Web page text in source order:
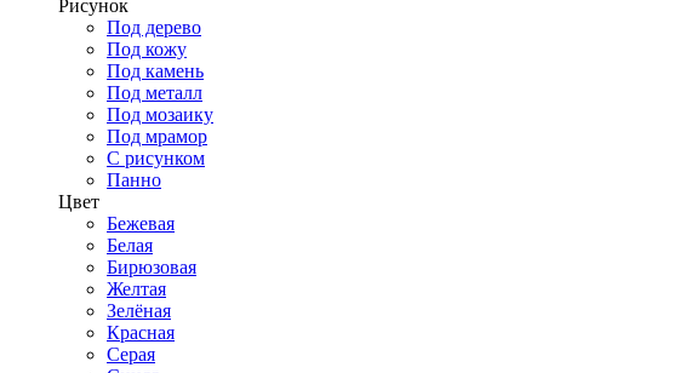
Рисунок
Под дерево
Под кожу
Под камень
Под металл
Под мозаику
Под мрамор
С рисунком
Панно
Цвет
Бежевая
Белая
Бирюзовая
Желтая
Зелёная
Красная
Серая